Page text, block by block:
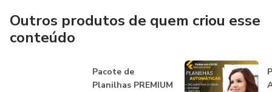
Outros produtos de quem criou esse
conteúdo
Pacote de
Planilhas PREMIUM